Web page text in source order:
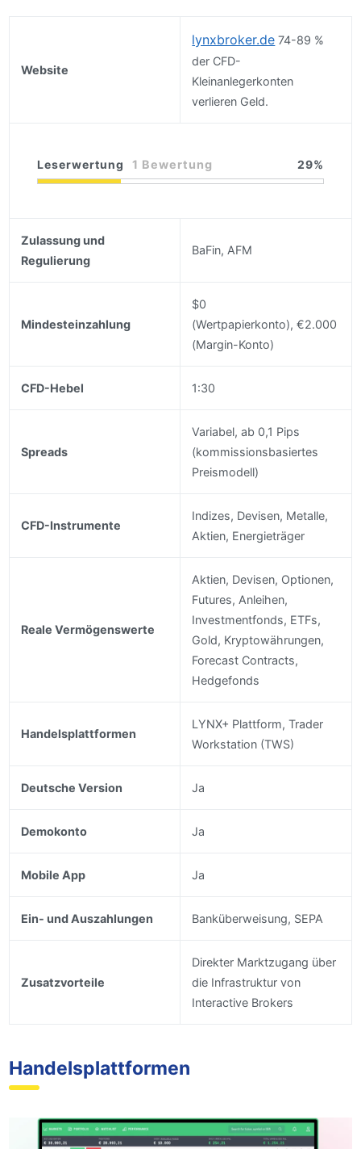
Website
lynxbroker.de 74-89 %
der CFD-
Kleinanlegerkonten
verlieren Geld.
Leserwertung 1 Bewertung 29
Zulassung und
Regulierung
BaFin, AFM
Mindesteinzahlung
$0
(Wertpapierkonto), €2.000
(Margin-Konto)
CFD-Hebel 1:30
Spreads
Variabel, ab 0,1 Pips
(kommissionsbasiertes
Preismodell)
CFD-Instrumente
Indizes, Devisen, Metalle,
Aktien, Energieträger
Reale Vermögenswerte
Aktien, Devisen, Optionen,
Futures, Anleihen,
Investmentfonds, ETFs,
Gold, Kryptowährungen,
Forecast Contracts,
Hedgefonds
Handelsplattformen
LYNX+ Plattform, Trader
Workstation (TWS)
Deutsche Version Ja
Demokonto Ja
Mobile App Ja
Ein- und Auszahlungen Banküberweisung, SEPA
Zusatzvorteile
Direkter Marktzugang über
die Infrastruktur von
Interactive Brokers
Handelsplattformen